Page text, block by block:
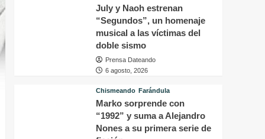
July y Naoh estrenan
“Segundos”, un homenaje
musical a las víctimas del
doble sismo
Prensa Dateando
6 agosto, 2026
Chismeando Farándula
Marko sorprende con
“1992” y suma a Alejandro
Nones a su primera serie de